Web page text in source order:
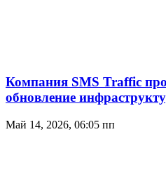
Компания SMS Traffic
обновление
Май 14, 2026, 06:05 пп